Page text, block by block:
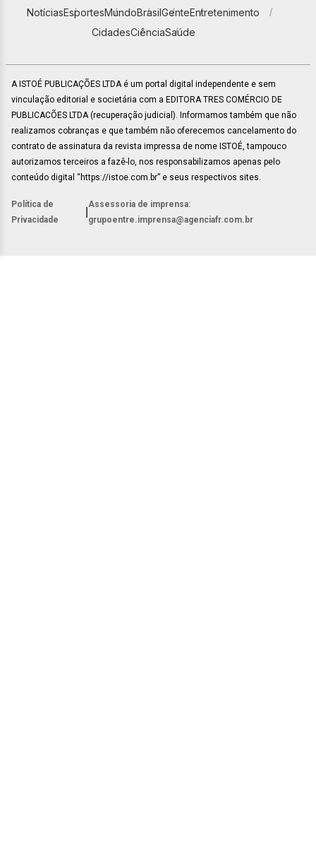
NotíciasEsportesMundoBrasilGenteEntretenimento
CidadesCiênciaSaúde
A ISTOÉ PUBLICAÇÕES LTDA é um portal digital independente e sem
vinculação editorial e societária com a EDITORA TRES COMÉRCIO DE
PUBLICACÕES LTDA (recuperação judicial). Informamos também que não
realizamos cobranças e que também não oferecemos cancelamento do
contrato de assinatura da revista impressa de nome ISTOÉ, tampouco
autorizamos terceiros a fazê-lo, nos responsabilizamos apenas pelo
conteúdo digital “https://istoe.com.br” e seus respectivos sites.
Política de
Privacidade
Assessoria de imprensa:
grupoentre.imprensa@agenciafr.com.br